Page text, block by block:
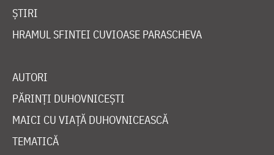
ȘTIRI
HRAMUL SFINTEI CUVIOASE PARASCHEVA
AUTORI
PĂRINȚI DUHOVNICEȘTI
MAICI CU VIAȚĂ DUHOVNICEASCĂ
TEMATICĂ